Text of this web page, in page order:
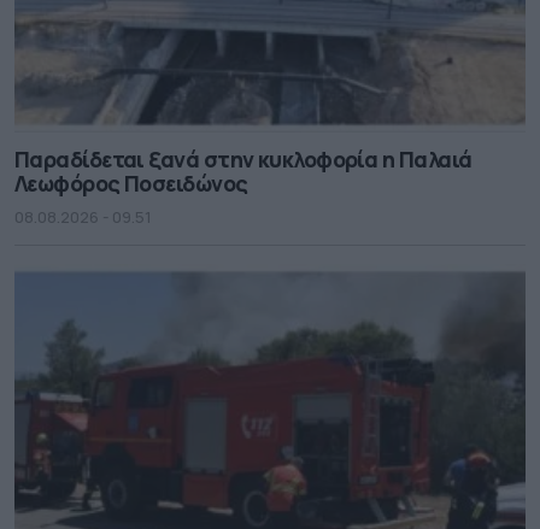
Παραδίδεται ξανά στην κυκλοφορία η Παλαιά
Λεωφόρος Ποσειδώνος
08.08.2026 - 09.51